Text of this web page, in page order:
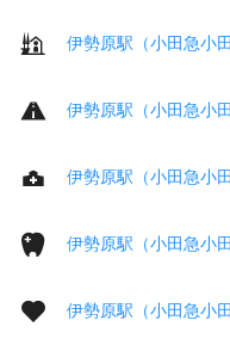
伊勢原駅（小田急小
伊勢原駅（小田急小
伊勢原駅（小田急小
伊勢原駅（小田急小
伊勢原駅（小田急小